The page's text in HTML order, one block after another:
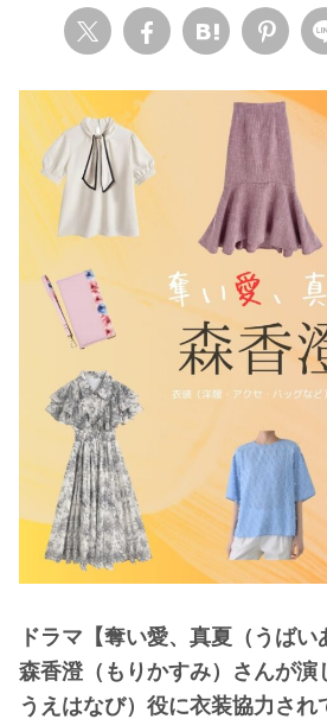
松岡茉優
福原遥
小芝風花
木南晴夏
・今田美桜
・
清原果耶
・森七菜
吉川愛
見上愛
出口夏希
田辺桃子
滝沢カレン
・トリンドル玲奈
・深田恭子
・北川景子
・橋本環奈
ドラマ【奪い愛、真夏（うば
森香澄（もりかすみ）さんが演
うえはなび）役に衣装協力さ